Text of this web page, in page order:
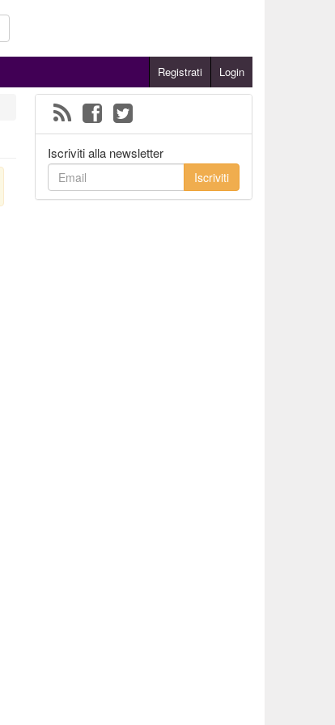
Registrati Login
Iscriviti alla newsletter
Iscriviti